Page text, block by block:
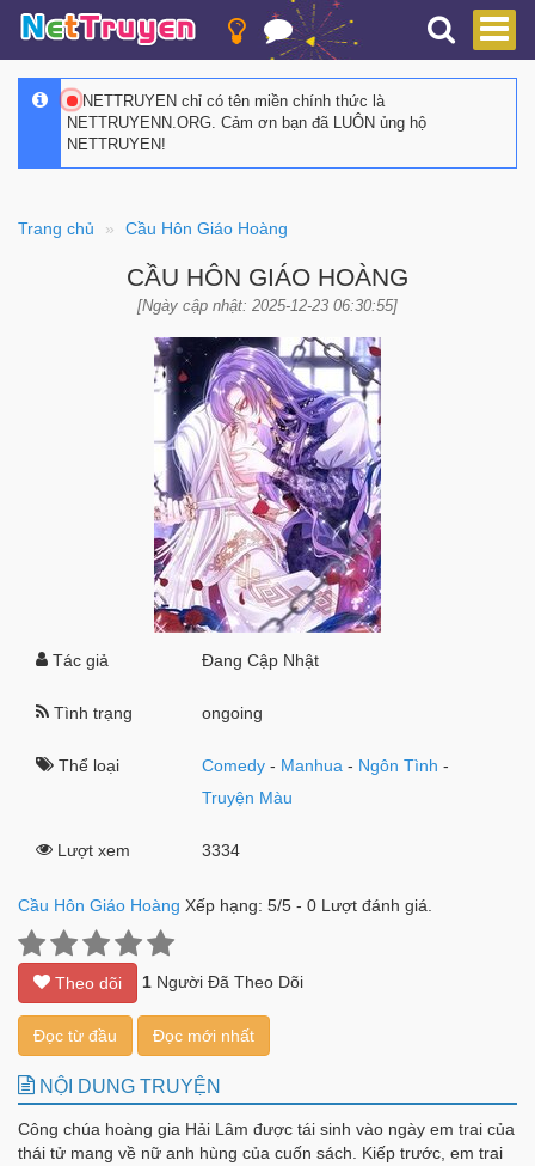
NETTRUYEN chỉ có tên miền chính thức là
NETTRUYENN.ORG. Cảm ơn bạn đã LUÔN ủng hộ
NETTRUYEN!
Trang chủ Cầu Hôn Giáo Hoàng
CẦU HÔN GIÁO HOÀNG
[Ngày cập nhật: 2025-12-23 06:30:55]
Tác giả Đang Cập Nhật
Tình trạng ongoing
Thể loại Comedy - Manhua - Ngôn Tình -
Truyện Màu
Lượt xem 3334
Cầu Hôn Giáo Hoàng Xếp hạng: 5/5 - 0 Lượt đánh giá.
Theo dõi 1 Người Đã Theo Dõi
Đọc từ đầu Đọc mới nhất
NỘI DUNG TRUYỆN
Công chúa hoàng gia Hải Lâm được tái sinh vào ngày em trai của
thái tử mang về nữ anh hùng của cuốn sách. Kiếp trước, em trai